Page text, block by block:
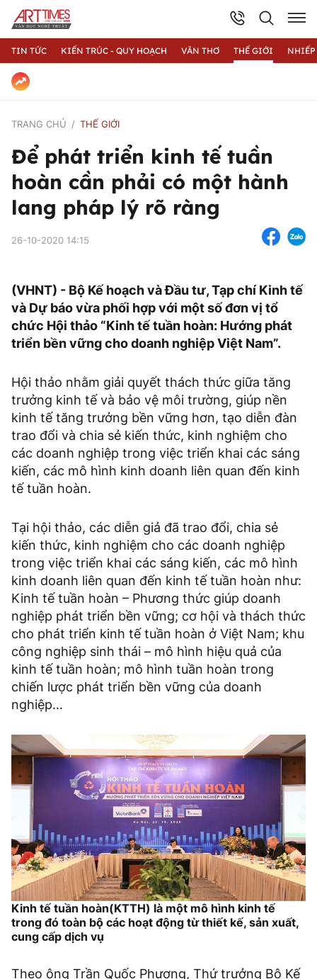
TIN TỨC KIẾN TRÚC - QUY HOẠCH VĂN THƠ THẾ GIỚI
TRANG CHỦ THẾ GIỚI
Để phát triển kinh tế tuần
hoàn cần phải có một hành
lang pháp lý rõ ràng
26-10-2020 14:15
(VHNT) - Bộ Kế hoạch và Đầu tư, Tạp chí Kinh tế
và Dự báo vừa phối hợp với một số đơn vị tổ
chức Hội thảo “Kinh tế tuần hoàn: Hướng phát
triển bền vững cho doanh nghiệp Việt Nam”.
Hội thảo nhằm giải quyết thách thức giữa tăng
trưởng kinh tế và bảo vệ môi trường, giúp nền
kinh tế tăng trưởng bền vững hơn, tạo diễn đàn
trao đổi và chia sẻ kiến thức, kinh nghiệm cho
các doanh nghiệp trong việc triển khai các sáng
kiến, các mô hình kinh doanh liên quan đến kinh
tế tuần hoàn.
Tại hội thảo, các diễn giả đã trao đổi, chia sẻ
kiến thức, kinh nghiệm cho các doanh nghiệp
trong việc triển khai các sáng kiến, các mô hình
kinh doanh liên quan đến kinh tế tuần hoàn như:
Kinh tế tuần hoàn – Phương thức giúp doanh
nghiệp phát triển bền vững; cơ hội và thách thức
cho phát triển kinh tế tuần hoàn ở Việt Nam; khu
công nghiệp sinh thái – mô hình hiệu quả của
kinh tế tuần hoàn; mô hình tuần hoàn trong
chiến lược phát triển bền vững của doanh
nghiệp…
Kinh tế tuần hoàn(KTTH) là một mô hình kinh tế
trong đó toàn bộ các hoạt động từ thiết kế, sản xuất,
cung cấp dịch vụ
Theo ông Trần Quốc Phương, Thứ trưởng Bộ Kế